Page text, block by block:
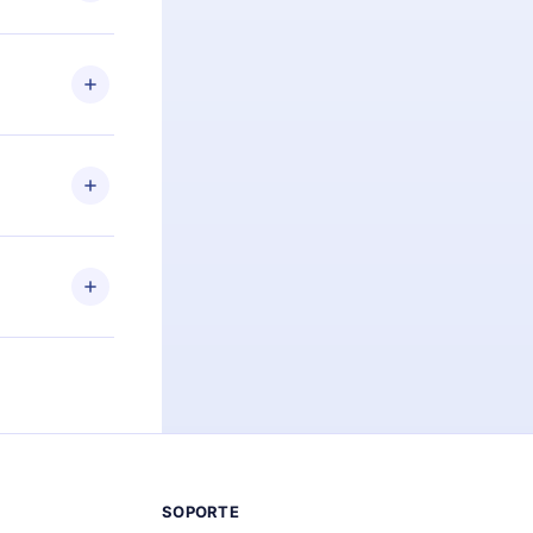
Por
el
de
más de
leer o
iOS,
momento
SOPORTE